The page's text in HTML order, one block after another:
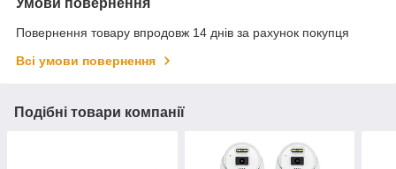
Умови повернення
Повернення товару впродовж 14 днів за рахунок покупця
Всі умови повернення
Подібні товари компанії